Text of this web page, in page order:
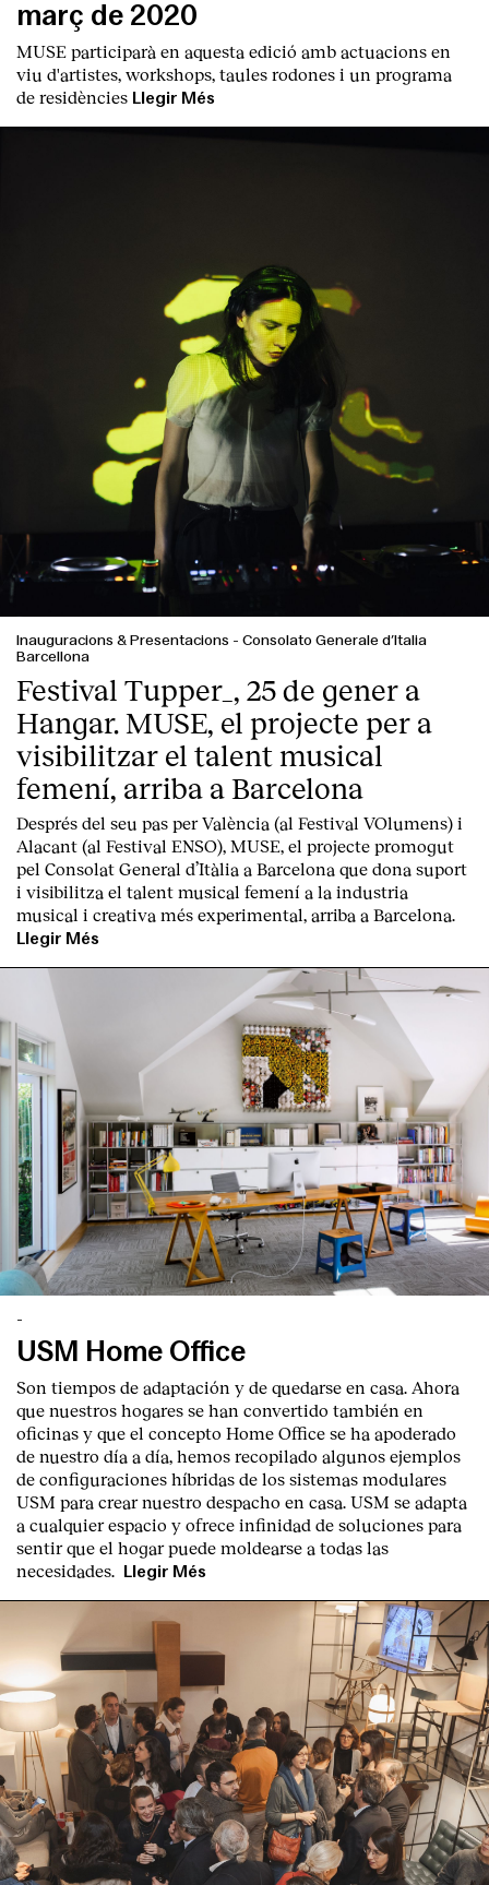
English Italiano Català
març de 2020
MUSE participarà en aquesta edició amb actuacions en
viu d'artistes, workshops, taules rodones i un programa
de residències Llegir Més
Inauguracions & Presentacions - Consolato Generale d’Italia
Barcellona
Festival Tupper_, 25 de gener a
Hangar. MUSE, el projecte per a
visibilitzar el talent musical
femení, arriba a Barcelona
Després del seu pas per València (al Festival VOlumens) i
Alacant (al Festival ENSO), MUSE, el projecte promogut
pel Consolat General d’Itàlia a Barcelona que dona suport
i visibilitza el talent musical femení a la industria
musical i creativa més experimental, arriba a Barcelona.
Llegir Més
-
USM Home Office
Son tiempos de adaptación y de quedarse en casa. Ahora
que nuestros hogares se han convertido también en
oficinas y que el concepto Home Office se ha apoderado
de nuestro día a día, hemos recopilado algunos ejemplos
de configuraciones híbridas de los sistemas modulares
USM para crear nuestro despacho en casa. USM se adapta
a cualquier espacio y ofrece infinidad de soluciones para
sentir que el hogar puede moldearse a todas las
necesidades.
Llegir Més